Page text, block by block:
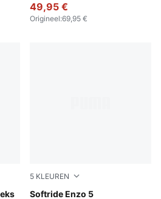
49,95 €
Origineel:69,95 €
Gray
5 KLEUREN
Softride Enzo 5
PUMA Black-PUMA White